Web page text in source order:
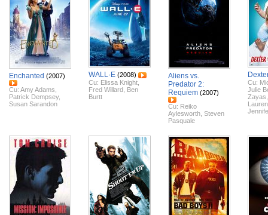
Enchanted (2007)
Cu: Amy Adams
Patrick Dempsey,
Susan Sarandon
WALL·E (2008)
Cu: Elissa Knight
Fred Willard Ben
Burtt
Aliens vs.
Predator 2:
Requiem (2007)
Cu: Reiko
Aylesworth Steven
Pasquale
Cu:
Julie
Zayas